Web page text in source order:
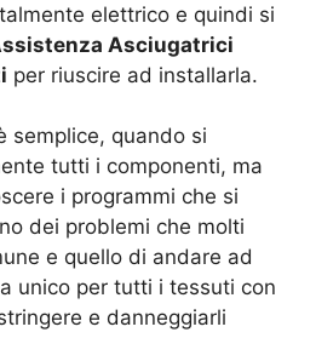
elettrico e quindi si
Asciugatrici
per riuscire ad installarla.
semplice, quando si
tutti i componenti, ma
i programmi che si
dei problemi che molti
e quello di andare ad
unico per tutti i tessuti con
e danneggiarli